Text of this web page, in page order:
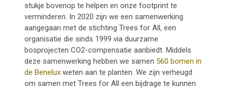
stukje bovenop te helpen en onze footprint te
verminderen. In 2020 zijn we een samenwerking
aangegaan met de stichting Trees for All, een
organisatie die sinds 1999 via duurzame
bosprojecten CO2-compensatie aanbiedt. Middels
deze samenwerking hebben we samen 560 bomen in
de Benelux weten aan te planten. We zijn verheugd
om samen met Trees for All een bijdrage te kunnen